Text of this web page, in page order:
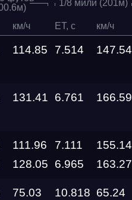
1/8 мили (201м)
км/ч ET, c км/ч
114.85 7.514 147.54
131.41 6.761 166.59
111.96 7.111 155.14
128.05 6.965 163.27
75.03 10.818 65.24